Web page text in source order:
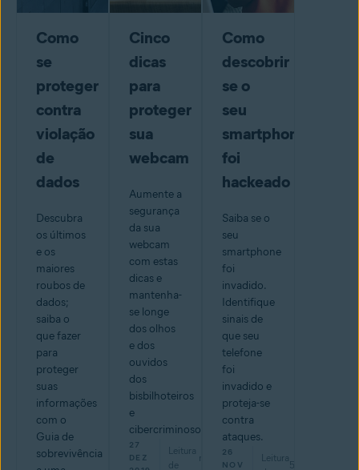
Como
se
proteger
contra
violação
de
dados
Descubra
os últimos
e os
maiores
roubos de
dados;
saiba o
que fazer
para
proteger
suas
informações
com o
Guia de
sobrevivência
Cinco
dicas
para
proteger
sua
webcam
Aumente a
segurança
da sua
webcam
com estas
dicas e
mantenha-
se longe
dos olhos
e dos
ouvidos
dos
bisbilhoteiros
e
cibercriminosos
27
DEZ
Leitura
de
min
Como
descobrir
se o
seu
smartphone
foi
hackeado
Saiba se o
seu
smartphone
foi
invadido.
Identifique
sinais de
que seu
telefone
foi
invadido e
proteja-se
contra
ataques.
26
NOV
Leitura
5